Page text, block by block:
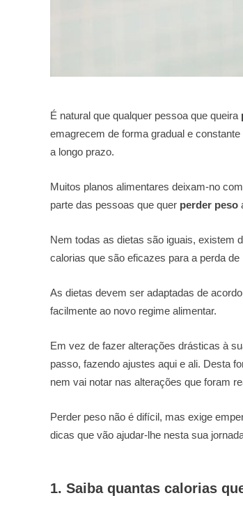
É natural que qualquer pessoa que queira
emagrecem de forma gradual e
a longo prazo.
Muitos planos alimentares deixam-no
parte das pessoas que quer perder peso
Nem todas as dietas são iguais, existem
calorias que são eficazes para a perda
As dietas devem ser adaptadas de
facilmente ao novo regime alimentar.
Em vez de fazer alterações drásticas à
passo, fazendo ajustes aqui e ali. Desta
nem vai notar nas alterações que foram
Perder peso não é difícil, mas exige
dicas que vão ajudar-lhe nesta sua
1. Saiba quantas calorias